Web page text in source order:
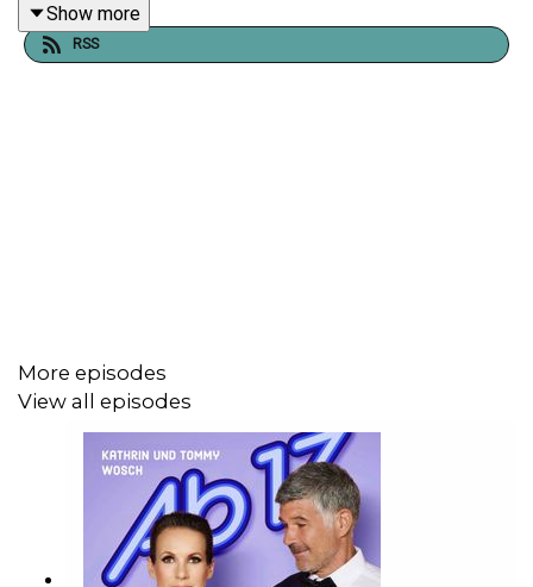
Show more
RSS
More episodes
View all episodes